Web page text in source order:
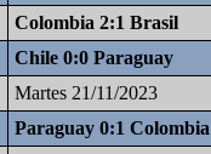
Colombia 2:1 Brasil
Chile 0:0 Paraguay
Martes 21/11/2023
Paraguay 0:1 Colombia